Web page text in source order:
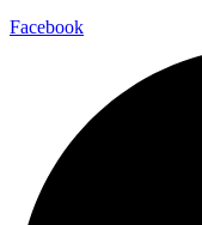
Facebook